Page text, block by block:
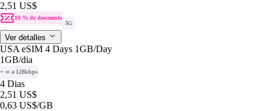
2,51 US$
10 % de descuento
5G
Ver detalles
USA eSIM 4 Days 1GB/Day
1GB/dia
+ ∞ a 128kbps
4 Dias
2,51 US$
0,63 US$/GB